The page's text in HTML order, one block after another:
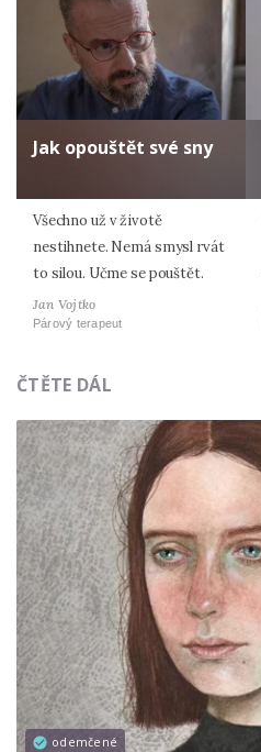
Jak opouštět své sny
Všechno už v životě
nestihnete. Nemá smysl rvát
to silou. Učme se pouštět.
Jan Vojtko
Párový terapeut
ČTĚTE DÁL
odemčené